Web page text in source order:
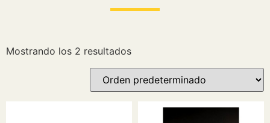
Mostrando los 2 resultados